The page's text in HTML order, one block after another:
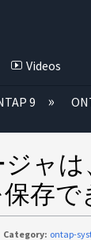
Videos
りたたむ
9
ャ
存で
Category: ontap-